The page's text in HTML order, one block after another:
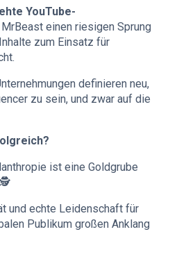
YouTube-
einen riesigen Sprung
zum Einsatz für
definieren neu,
zu sein, und zwar auf die
ist eine Goldgrube
🕵️
und echte Leidenschaft für
Publikum großen Anklang